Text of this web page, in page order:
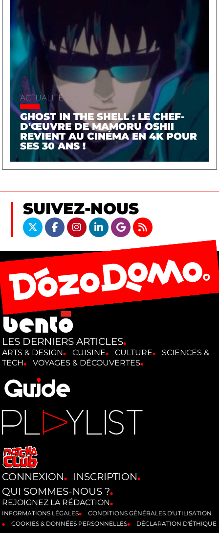
ACTUALITÉ
GHOST IN THE SHELL : LE CHEF-
D'ŒUVRE DE MAMORU OSHII
REVIENT AU CINÉMA EN 4K POUR
SES 30 ANS !
SUIVEZ-NOUS
LES DERNIERS ARTICLES
ARTS & DESIGN CUISINE CULTURE
SCIENCES &
TECH
VOYAGES & DÉCOUVERTES
CONNEXION
INSCRIPTION
QUI SOMMES-NOUS ?
REJOIGNEZ LA RÉDACTION
INFORMATIONS LÉGALES
CONDITIONS GÉNÉRALES D'UTILISATION
COOKIES & DONNÉES PERSONNELLES
DÉCLARATION D'ÉTHIQUE